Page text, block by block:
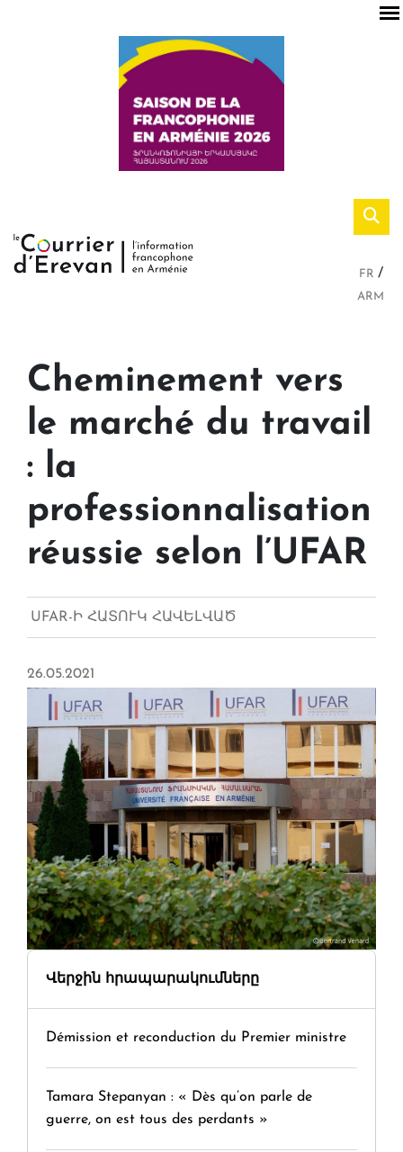
FR
ARM
Cheminement vers
le marché du travail
: la
professionnalisation
réussie selon l’UFAR
UFAR-Ի ՀԱՏՈՒԿ ՀԱՎԵԼՎԱԾ
26.05.2021
Վերջին հրապարակումները
Démission et reconduction du Premier ministre
Tamara Stepanyan : « Dès qu’on parle de
guerre, on est tous des perdants »